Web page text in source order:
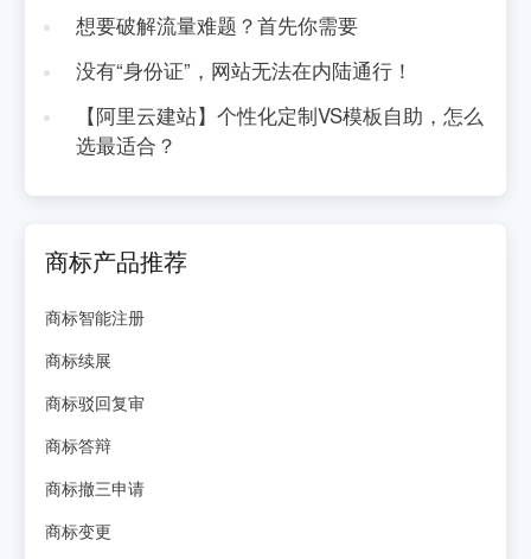
想要破解流量难题？首先你需要
没有“身份证”，网站无法在内陆通行！
【阿里云建站】个性化定制VS模板自助，怎么
选最适合？
商标产品推荐
商标智能注册
商标续展
商标驳回复审
商标答辩
商标撤三申请
商标变更